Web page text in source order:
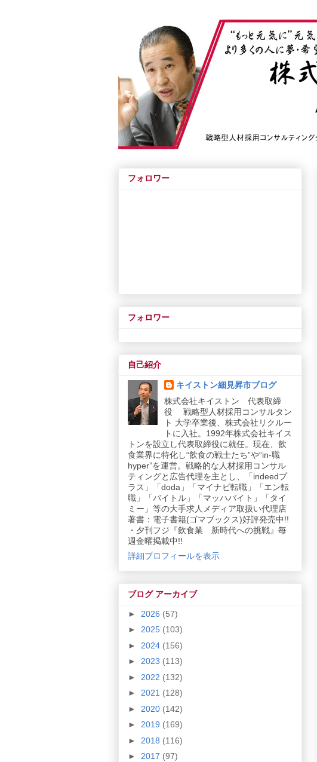
フォロワー
フォロワー
自己紹介
キイストン細見昇市ブログ
株式会社キイストン 代表取締
役 戦略型人材採用コンサルタン
ト 大学卒業後、株式会社リクルー
トに入社。1992年株式会社キイス
トンを設立し代表取締役に就任。現在、飲
食業界に特化し“飲食の戦士たち”や“in-職
hyper”を運営。戦略的な人材採用コンサル
ティングと広告代理を主とし、「indeedプ
ラス」「doda」「マイナビ転職」「エン転
職」「バイトル」「マッハバイト」「タイ
ミー」等の大手求人メディア取扱い代理店
著書：電子書籍(ゴマブックス)好評発売中!!
・夕刊フジ『飲食業 新時代への挑戦』毎
週金曜掲載中!!
詳細プロフィールを表示
ブログ アーカイブ
► 2026 (57)
► 2025 (103)
► 2024 (156)
► 2023 (113)
► 2022 (132)
► 2021 (128)
► 2020 (142)
► 2019 (169)
► 2018 (116)
► 2017 (97)